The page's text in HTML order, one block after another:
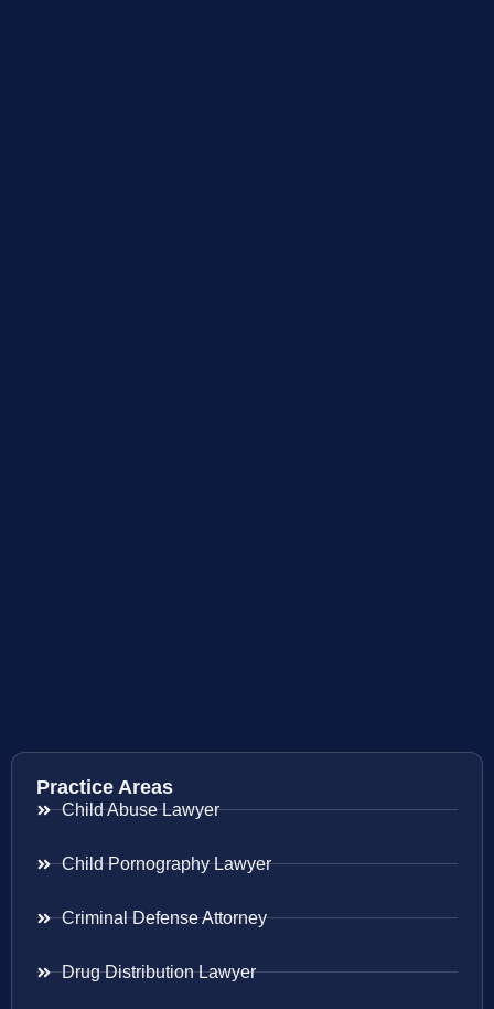
Practice Areas
Child Abuse Lawyer
Child Pornography Lawyer
Criminal Defense Attorney
Drug Distribution Lawyer